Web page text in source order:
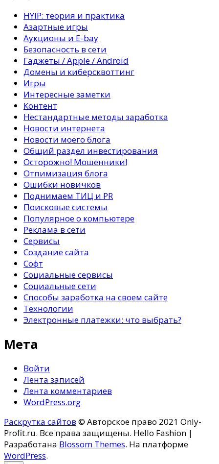
HYIP: теория и практика
Азартные игры
Аукционы и E-bay
Безопасность в сети
Гаджеты / Apple / Android
Домены и киберсквоттинг
Игры
Интересные заметки
Контент
Нестандартные методы заработка
Новости интернета
Новости моего блога
Общий раздел инвестирования
Осторожно! Мошенники!
Отпимизация блога
Ошибки новичков
Поднимаем ТИЦ и PR
Поисковые системы
Популярное о компьютере
Реклама в сети
Сервисы
Создание сайта
Софт
Социальные сервисы
Социальные сети
Способы заработка на своем сайте
Технологии
Электронные платежки: что выбрать?
Мета
Войти
Лента записей
Лента комментариев
WordPress.org
Раскрутка сайтов © Авторское право 2021 Only-
Profit.ru. Все права защищены. Hello Fashion |
Разработана Blossom Themes. На платформе
WordPress.